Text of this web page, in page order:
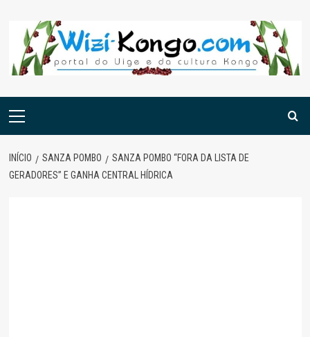
content
Menu
INÍCIO SANZA POMBO
SANZA POMBO “FORA DA LISTA DE
GERADORES” E GANHA CENTRAL HÍDRICA